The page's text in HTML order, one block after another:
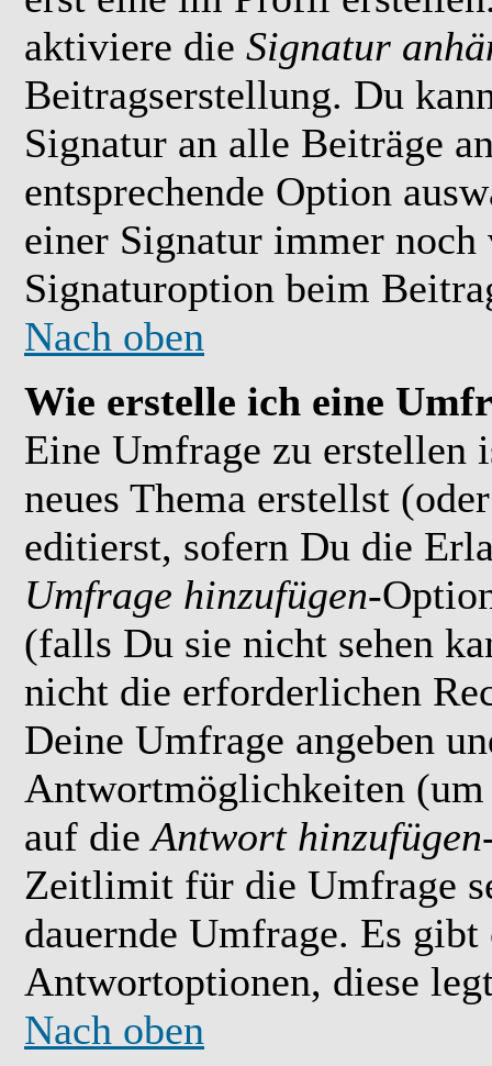
aktiviere die Signatur
Beitragserstellung. Du
Signatur an alle Beiträge
entsprechende Option
einer Signatur immer
Signaturoption beim
Nach oben
Wie erstelle ich eine
Eine Umfrage zu erstellen
neues Thema erstellst
editierst, sofern Du die
Umfrage hinzufügen-
(falls Du sie nicht sehen
nicht die erforderlichen
Deine Umfrage angeben
Antwortmöglichkeiten
auf dieAntwort hinzufügen
Zeitlimit für die Umfrage
dauernde Umfrage. Es
Antwortoptionen, diese
Nach oben